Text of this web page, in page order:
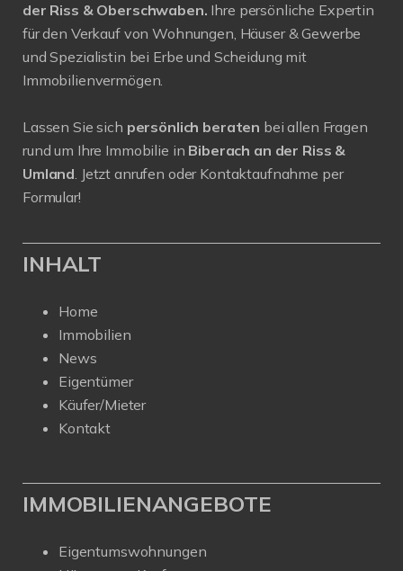
der Riss & Oberschwaben. Ihre persönliche Expertin
für den Verkauf von Wohnungen, Häuser & Gewerbe
und Spezialistin bei Erbe und Scheidung mit
Immobilienvermögen.
Lassen Sie sich persönlich beraten bei allen Fragen
rund um Ihre Immobilie in Biberach an der Riss &
Umland. Jetzt anrufen oder Kontaktaufnahme per
Formular!
INHALT
Home
Immobilien
News
Eigentümer
Käufer/Mieter
Kontakt
IMMOBILIENANGEBOTE
Eigentumswohnungen